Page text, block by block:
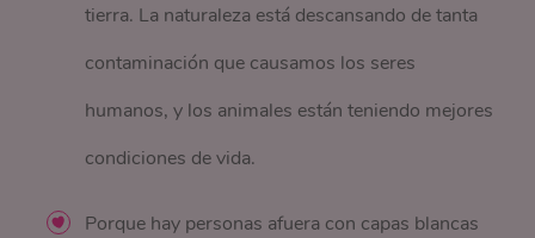
tierra. La naturaleza está descansando de tanta
contaminación que causamos los seres
humanos, y los animales están teniendo mejores
condiciones de vida.
Porque hay personas afuera con capas blancas